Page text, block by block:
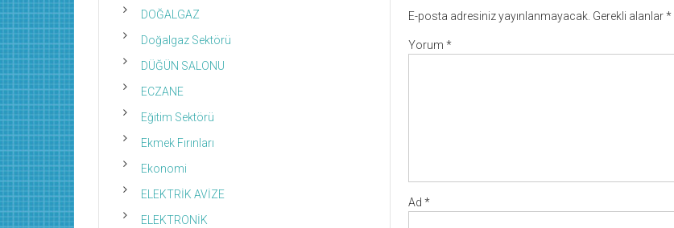
E-posta adresiniz yayınlanmayacak. Gerekli alanlar*
Yorum *
Ad *
DOĞALGAZ
Doğalgaz Sektörü
DÜĞÜN SALONU
ECZANE
Eğitim Sektörü
Ekmek Fırınları
Ekonomi
ELEKTRİK AVİZE
ELEKTRONİK